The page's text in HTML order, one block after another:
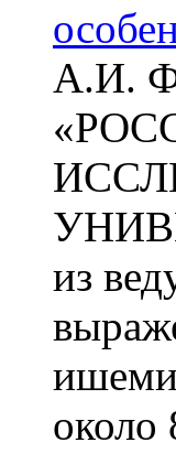
А.И.
из
около